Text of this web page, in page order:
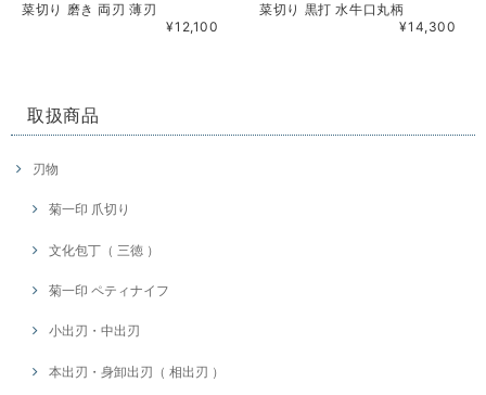
菜切り 磨き 両刃 薄刃
¥12,100
菜切り 黒打 水牛口丸柄
¥14,300
取扱商品
刃物
菊一印 爪切り
文化包丁（ 三徳 ）
菊一印 ペティナイフ
小出刃・中出刃
本出刃・身卸出刃（ 相出刃 ）